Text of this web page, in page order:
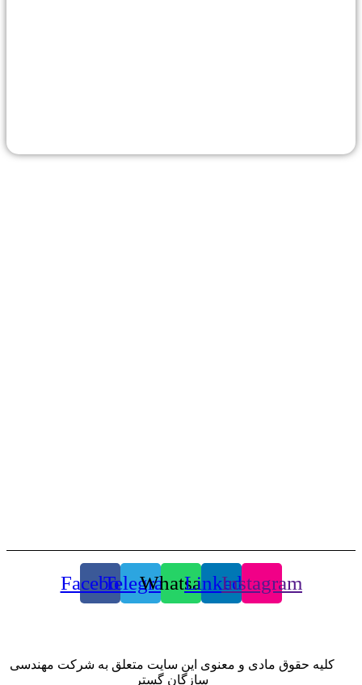
Instagram
Linkedin
Whatsapp
Telegram
Facebook
کلیه حقوق مادی و معنوی این سایت متعلق به شرکت مهندسی
سازگان گستر